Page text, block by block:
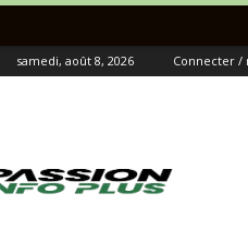
samedi, août 8, 2026 Connecter /